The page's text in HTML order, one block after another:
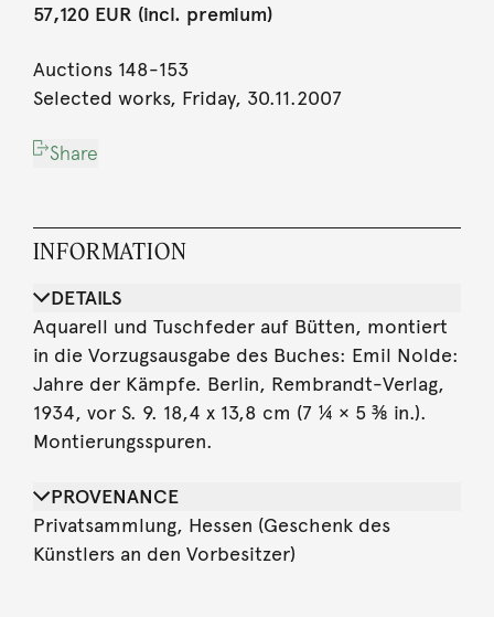
57,120 EUR (incl. premium)
Auctions 148-153
Selected works, Friday, 30.11.2007
Share
INFORMATION
DETAILS
Aquarell und Tuschfeder auf Bütten, montiert
in die Vorzugsausgabe des Buches: Emil Nolde:
Jahre der Kämpfe. Berlin, Rembrandt-Verlag,
1934, vor S. 9. 18,4 x 13,8 cm (7 ¼ × 5 ⅜ in.).
Montierungsspuren.
PROVENANCE
Privatsammlung, Hessen (Geschenk des
Künstlers an den Vorbesitzer)